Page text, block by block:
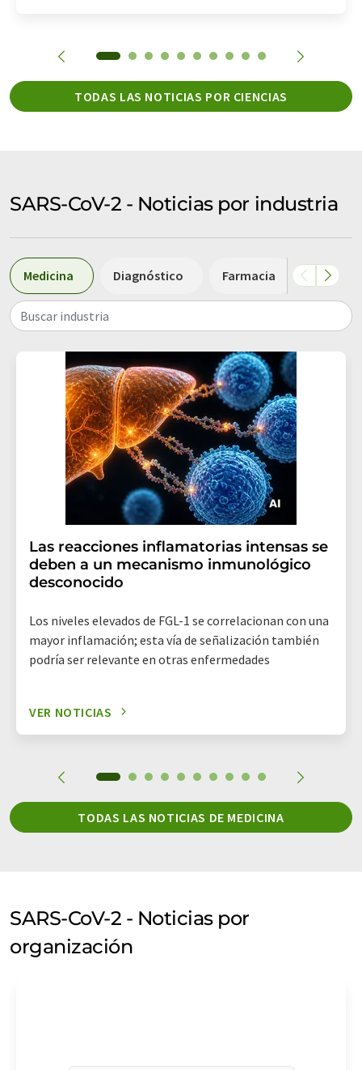
TODAS LAS NOTICIAS POR CIENCIAS
SARS-CoV-2 - Noticias por industria
Medicina Diagnóstico Farmacia
Buscar industria
Las reacciones inflamatorias intensas se
deben a un mecanismo inmunológico
desconocido
Los niveles elevados de FGL-1 se correlacionan con una
mayor inflamación; esta vía de señalización también
podría ser relevante en otras enfermedades
VER NOTICIAS
TODAS LAS NOTICIAS DE MEDICINA
SARS-CoV-2 - Noticias por
organización